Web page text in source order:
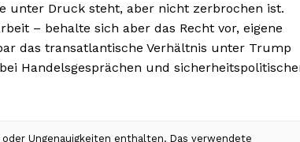
unter Druck steht, aber nicht zerbrochen ist.
– behalte sich aber das Recht vor, eigene
das transatlantische Verhältnis unter Trump
Handelsgesprächen und
Ungenauigkeiten enthalten. Das verwendete